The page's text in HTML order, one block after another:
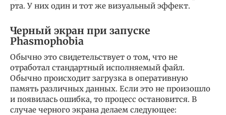
рта. У них один и тот же визуальный эффект.
Черный экран при запуске
Phasmophobia
Обычно это свидетельствует о том, что не
отработал стандартный исполняемый файл.
Обычно происходит загрузка в оперативную
память различных данных. Если это не произошло
и появилась ошибка, то процесс остановится. В
случае черного экрана делаем следующее: